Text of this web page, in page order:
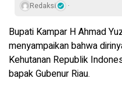
Redaksi
Bupati Kampar H Ahmad
menyampaikan bahwa
Kehutanan Republik
bapak Gubenur Riau.